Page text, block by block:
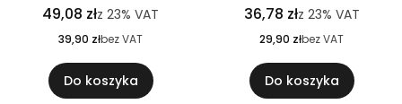
49,08 złz 23% VAT
39,90 złbez VAT
Do koszyka
36,78 złz 23% VAT
29,90 złbez VAT
Do koszyka